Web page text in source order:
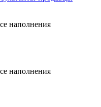
наполнения
наполнения